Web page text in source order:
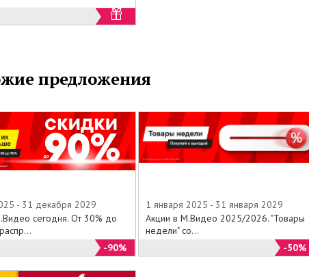
предложения
- 31 декабря 2029
сегодня. От 30% до
-90%
1 января 2025 - 31 января 2029
Акции в М.Видео 2025/2026. "Товары
недели" со...
-50%